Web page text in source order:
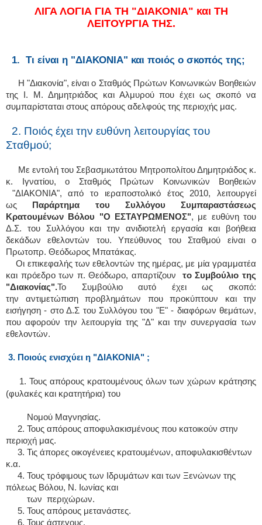
ΛΙΓΑ ΛΟΓΙΑ ΓΙΑ ΤΗ "ΔΙΑΚΟΝΙΑ" και ΤΗ
ΛΕΙΤΟΥΡΓΙΑ ΤΗΣ.
1. Τι είναι η "ΔΙΑΚΟΝΙΑ" και ποιός ο σκοπός της;
Η "Διακονία", είναι ο Σταθμός Πρώτων Κοινωνικών Βοηθειών
της Ι. Μ. Δημητριάδος και Αλμυρού που έχει ως σκοπό να
συμπαρίσταται στους απόρους αδελφούς της περιοχής μας.
2. Ποιός έχει την ευθύνη λειτουργίας του
Σταθμού;
Με εντολή του Σεβασμιωτάτου Μητροπολίτου Δημητριάδος κ.
κ. Ιγνατίου, ο Σταθμός Πρώτων Κοινωνικών Βοηθειών
"ΔΙΑΚΟΝΙΑ", από το ιεραποστολικό έτος 2010, λειτουργεί
ως
Παράρτημα του Συλλόγου Συμπαραστάσεως
Κρατουμένων Βόλου "Ο ΕΣΤΑΥΡΩΜΕΝΟΣ", με ευθύνη του
Δ.Σ. του Συλλόγου και την ανιδιοτελή εργασία και βοήθεια
δεκάδων εθελοντών του. Υπεύθυνος του Σταθμού είναι ο
Πρωτοπρ. Θεόδωρος Μπατάκας.
Οι επικεφαλής των εθελοντών της ημέρας, με μία γραμματέα
και πρόεδρο των π. Θεόδωρο, απαρτίζουν το Συμβούλιο της
"Διακονίας".Το Συμβούλιο αυτό έχει ως σκοπό:
την αντιμετώπιση προβλημάτων που προκύπτουν και την
εισήγηση - στο Δ.Σ του Συλλόγου του "Ε" - διαφόρων θεμάτων,
που αφορούν την λειτουργία της "Δ" και την συνεργασία των
εθελοντών.
3. Ποιούς ενισχύει η "ΔΙΑΚΟΝΙΑ" ;
1. Τους απόρους κρατουμένους όλων των χώρων κράτησης
(φυλακές και κρατητήρια) του
Νομού Μαγνησίας.
2. Τους απόρους αποφυλακισμένους που κατοικούν στην
περιοχή μας.
3. Τις άπορες οικογένειες κρατουμένων, αποφυλακισθέντων
κ.α.
4. Τους τρόφιμους των Ιδρυμάτων και των Ξενώνων της
πόλεως Βόλου, Ν. Ιωνίας και
των περιχώρων.
5. Τους απόρους μετανάστες.
6. Τους άστεγους.